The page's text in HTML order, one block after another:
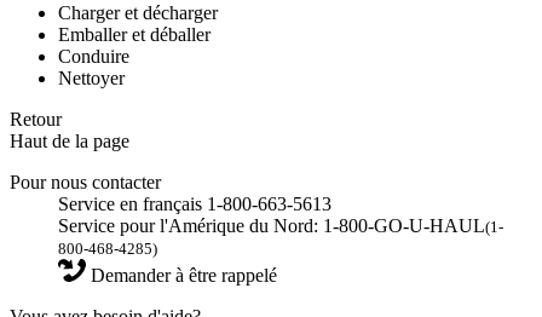
Charger et décharger
Emballer et déballer
Conduire
Nettoyer
Retour
Haut de la page
Pour nous contacter
Service en français 1-800-663-5613
Service pour l'Amérique du Nord: 1-800-GO-U-HAUL(1-
800-468-4285)
Demander à être rappelé